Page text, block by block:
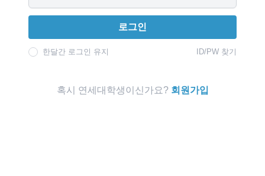
로그인
한달간 로그인 유지 ID/PW 찾기
혹시 연세대학생이신가요? 회원가입